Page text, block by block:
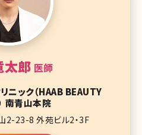
太郎 医師
ニック（HAAB BEAUTY
南青山本院
2-23-8 外苑ビル2・3F